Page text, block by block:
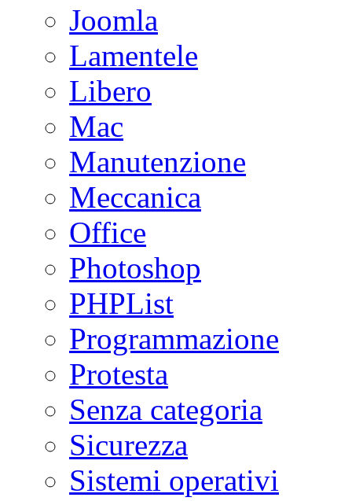
Joomla
Lamentele
Libero
Mac
Manutenzione
Meccanica
Office
Photoshop
PHPList
Programmazione
Protesta
Senza categoria
Sicurezza
Sistemi operativi